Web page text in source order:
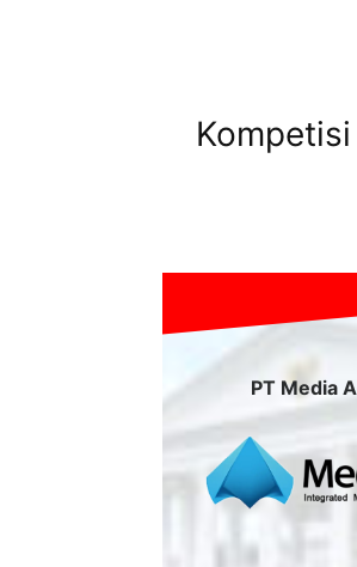
PT Media